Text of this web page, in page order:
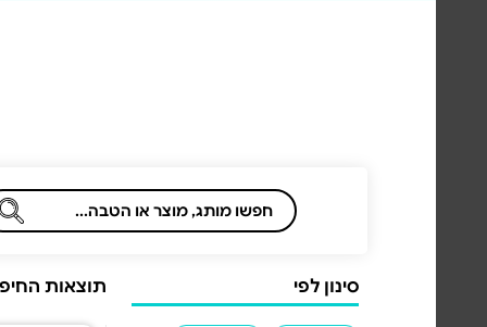
סינון לפי תוצאות